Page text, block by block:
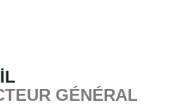
GÉNÉRAL